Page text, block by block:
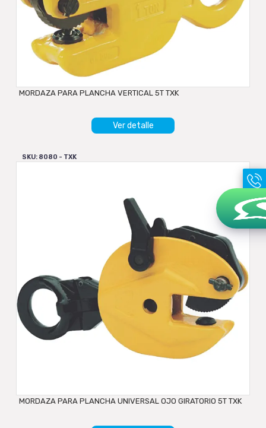
MORDAZA PARA PLANCHA VERTICAL 5T TXK
Ver detalle
SKU: 8080 - TXK
MORDAZA PARA PLANCHA UNIVERSAL OJO GIRATORIO 5T TXK